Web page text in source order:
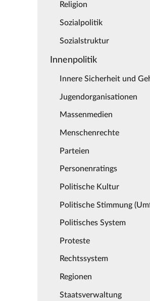
Religion
Sozialpolitik
Sozialstruktur
Innenpolitik
Innere Sicherheit und
Jugendorganisationen
Massenmedien
Menschenrechte
Parteien
Personenratings
Politische Kultur
Politische Stimmung
Politisches System
Proteste
Rechtssystem
Regionen
Staatsverwaltung